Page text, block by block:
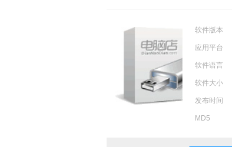
软件版本
应用平台
软件语言
软件大小
发布时间
MD5